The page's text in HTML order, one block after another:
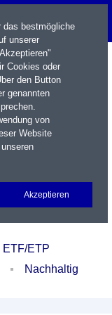
Login
ETF/ETP
Nachhaltig
das bestmögliche
unserer
Cookies oder
den Button
genannten
von
Website
Akzeptieren